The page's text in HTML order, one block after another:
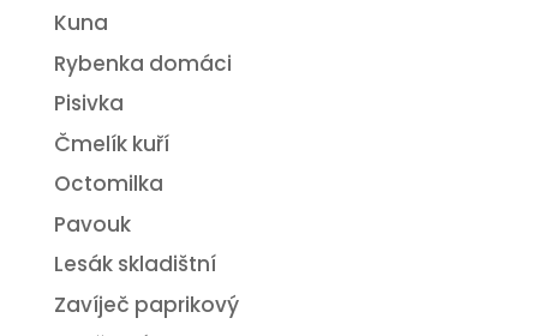
Kuna
Rybenka domáci
Pisivka
Čmelík kuří
Octomilka
Pavouk
Lesák skladištní
Zavíječ paprikový